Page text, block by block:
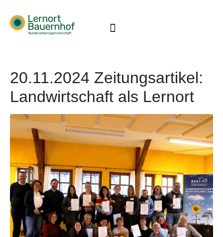
20.11.2024 Zeitungsartikel:
Landwirtschaft als Lernort